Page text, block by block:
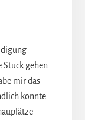
gehen.
mir das
konnte